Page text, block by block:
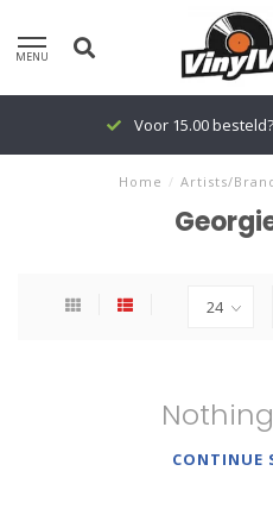
MENU
Voor 15.00
Home / Artists/
CONTINUE